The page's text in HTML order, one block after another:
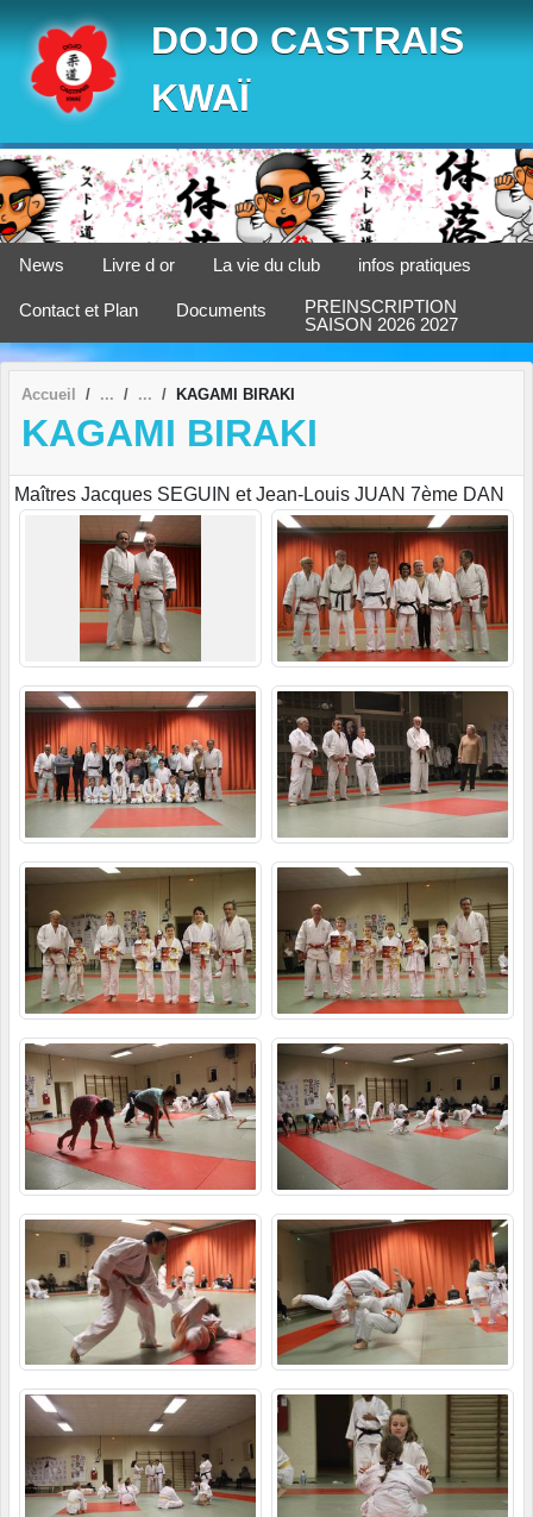
DOJO CASTRAIS
KWAÏ
News Livre d or La vie du club infos pratiques
Contact et Plan Documents
PREINSCRIPTION
SAISON 2026 2027
Accueil KAGAMI BIRAKI
KAGAMI BIRAKI
Maîtres Jacques SEGUIN et Jean-Louis JUAN 7ème DAN
Panneau de gestion des cookies